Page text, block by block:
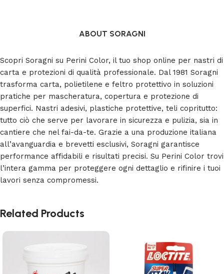
ABOUT SORAGNI
Scopri Soragni su Perini Color, il tuo shop online per nastri di
carta e protezioni di qualità professionale. Dal 1981 Soragni
trasforma carta, polietilene e feltro protettivo in soluzioni
pratiche per mascheratura, copertura e protezione di
superfici. Nastri adesivi, plastiche protettive, teli copritutto:
tutto ciò che serve per lavorare in sicurezza e pulizia, sia in
cantiere che nel fai-da-te. Grazie a una produzione italiana
all’avanguardia e brevetti esclusivi, Soragni garantisce
performance affidabili e risultati precisi. Su Perini Color trovi
l’intera gamma per proteggere ogni dettaglio e rifinire i tuoi
lavori senza compromessi.
Related Products